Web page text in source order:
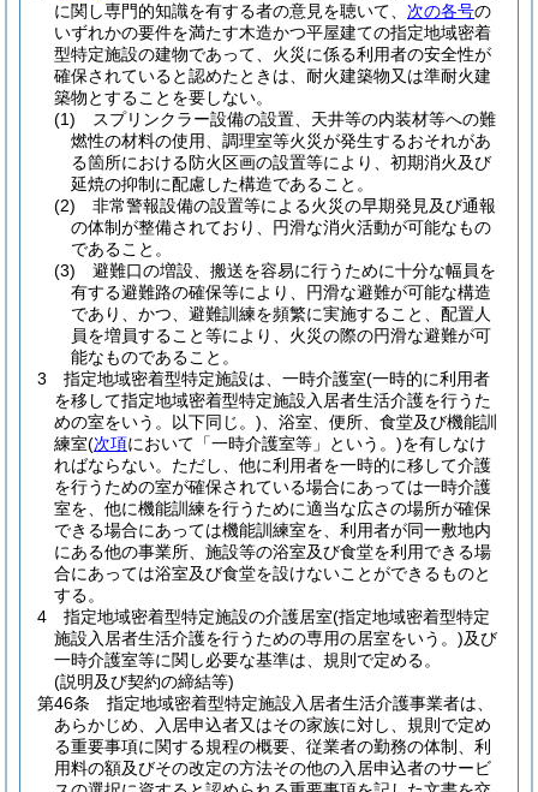
に関し専門的知識を有する者の意見を聴いて、 次の各号の
いずれかの要件を満たす木造かつ平屋建ての指定地域密着
型特定施設の建物であって、火災に係る利用者の安全性が
確保されていると認めたときは、耐火建築物又は準耐火建
築物とすることを要しない。
(1)
スプリンクラー設備の設置、天井等の内装材等への難
燃性の材料の使用、調理室等火災が発生するおそれがあ
る箇所における防火区画の設置等により、初期消火及び
延焼の抑制に配慮した構造であること。
(2)
非常警報設備の設置等による火災の早期発見及び通報
の体制が整備されており、円滑な消火活動が可能なもの
であること。
(3)
避難口の増設、搬送を容易に行うために十分な幅員を
有する避難路の確保等により、円滑な避難が可能な構造
であり、かつ、避難訓練を頻繁に実施すること、配置人
員を増員すること等により、火災の際の円滑な避難が可
能なものであること。
3
指定地域密着型特定施設は、一時介護室(一時的に利用者
を移して指定地域密着型特定施設入居者生活介護を行うた
めの室をいう。以下同じ。) 、浴室、便所、食堂及び機能訓
練室(次項において「一時介護室等」という。)を有しなけ
ればならない。 ただし、他に利用者を一時的に移して介護
を行うための室が確保されている場合にあっては一時介護
室を、他に機能訓練を行うために適当な広さの場所が確保
できる場合にあっては機能訓練室を、利用者が同一敷地内
にある他の事業所、施設等の浴室及び食堂を利用できる場
合にあっては浴室及び食堂を設けないことができるものと
する。
4
指定地域密着型特定施設の介護居室(指定地域密着型特定
施設入居者生活介護を行うための専用の居室をいう。)及び
一時介護室等に関し必要な基準は、規則で定める。
(説明及び契約の締結等)
第46条
指定地域密着型特定施設入居者生活介護事業者は、
あらかじめ、入居申込者又はその家族に対し、規則で定め
る重要事項に関する規程の概要、従業者の勤務の体制、利
用料の額及びその改定の方法その他の入居申込者のサービ